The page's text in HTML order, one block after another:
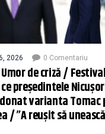
2026 0 Comentariu
Umor de criză /
președintele
varianta Tomac
/ ”A reușit să